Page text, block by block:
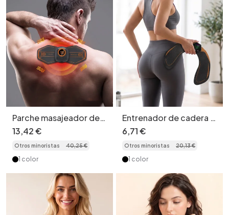
Parche masajeador de
cuello EMS con terapia
de calor
13,42€
Otros minoristas 40,25€
1 color
Entrenador de cadera y
tonificador de glúteos
EMS - Estimulador
muscular
6,71€
Otros minoristas 20,13€
1 color